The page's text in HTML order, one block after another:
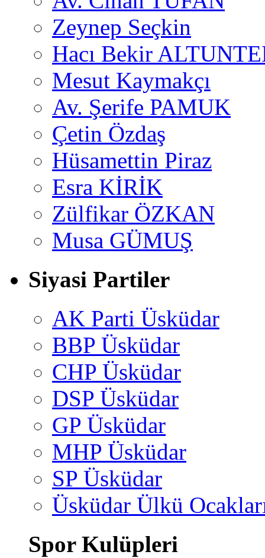
Zeynep Seçkin
Hacı Bekir
Mesut Kaymakçı
Av. Şerife PAMUK
Çetin Özdaş
Hüsamettin Piraz
Esra KİRİK
Zülfikar ÖZKAN
Musa GÜMUŞ
Siyasi Partiler
AK Parti Üsküdar
BBP Üsküdar
CHP Üsküdar
DSP Üsküdar
GP Üsküdar
MHP Üsküdar
SP Üsküdar
Üsküdar Ülkü
Spor Kulüpleri